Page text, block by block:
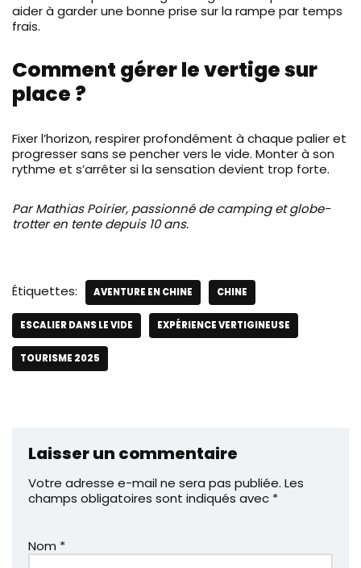
aider à garder une bonne prise sur la rampe par temps
frais.
Comment gérer le vertige sur
place ?
Fixer l’horizon, respirer profondément à chaque palier et
progresser sans se pencher vers le vide. Monter à son
rythme et s’arrêter si la sensation devient trop forte.
Par Mathias Poirier, passionné de camping et globe-
trotter en tente depuis 10 ans.
Étiquettes: AVENTURE EN CHINE CHINE
ESCALIER DANS LE VIDE EXPÉRIENCE VERTIGINEUSE
TOURISME 2025
Laisser un commentaire
Votre adresse e-mail ne sera pas publiée. Les
champs obligatoires sont indiqués avec *
Nom *